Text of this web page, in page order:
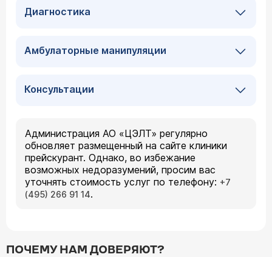
Диагностика
Амбулаторные манипуляции
Консультации
Администрация АО «ЦЭЛТ» регулярно
обновляет размещенный на сайте клиники
прейскурант. Однако, во избежание
возможных недоразумений, просим вас
уточнять стоимость услуг по телефону: +7
(495) 266 91 14.
ПОЧЕМУ НАМ ДОВЕРЯЮТ?